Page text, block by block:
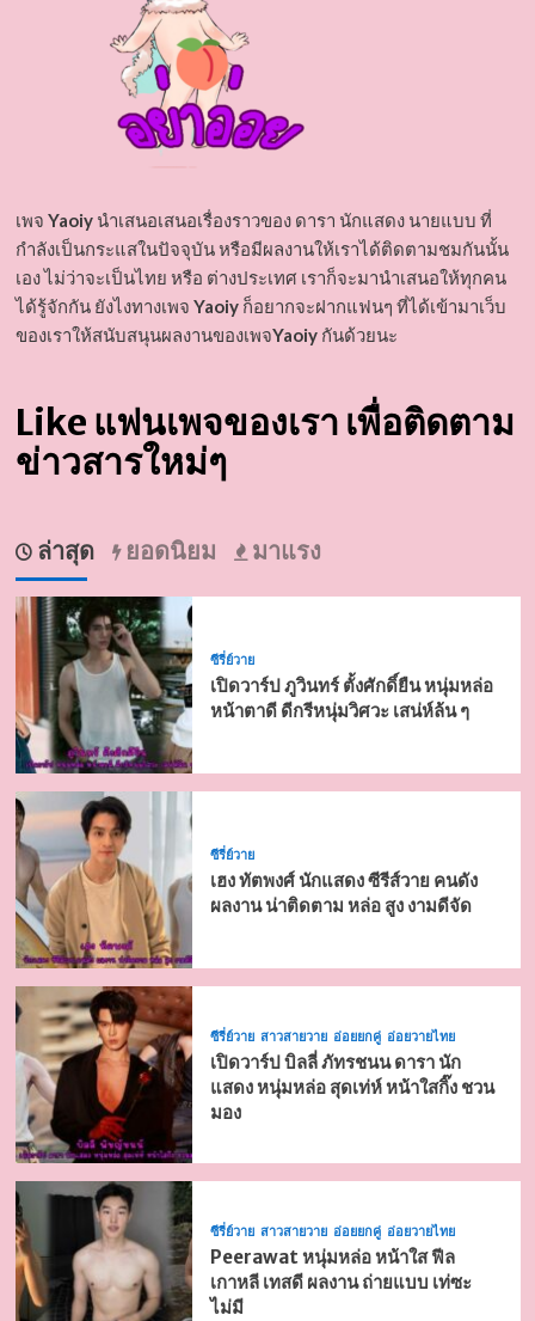
เพจ Yaoiyนำเสนอเสนอเรื่องราวของ ดารา นักแสดง นายแบบ ที่
กำลังเป็นกระแสในปัจจุบัน หรือมีผลงานให้เราได้ติดตามชมกันนั้น
เอง ไม่ว่าจะเป็นไทย หรือ ต่างประเทศ เราก็จะมานำเสนอให้ทุกคน
ได้รู้จักกัน ยังไงทางเพจ Yaoiyก็อยากจะฝากแฟนๆ ที่ได้เข้ามาเว็บ
ของเราให้สนับสนุนผลงานของเพจYaoiyกันด้วยนะ
Like แฟนเพจของเรา เพื่อติดตาม
ข่าวสารใหม่ๆ
ล่าสุด ยอดนิยม มาแรง
ซีรี่ย์วาย
เปิดวาร์ป ภูวินทร์ ตั้งศักดิ์ยืน หนุ่มหล่อ
หน้าตาดี ดีกรีหนุ่มวิศวะ เสน่ห์ล้น ๆ
ซีรี่ย์วาย
เฮง ทัตพงศ์ นักแสดง ซีรีส์วาย คนดัง
ผลงาน น่าติดตาม หล่อ สูง งามดีจัด
ซีรี่ย์วาย สาวสายวาย อ่อยยกคู่ อ่อยวายไทย
เปิดวาร์ป บิลลี่ ภัทรชนน ดารา นัก
แสดง หนุ่มหล่อ สุดเท่ห์ หน้าใสกิ๊ง ชวน
มอง
ซีรี่ย์วาย สาวสายวาย อ่อยยกคู่ อ่อยวายไทย
Peerawat หนุ่มหล่อ หน้าใส ฟีล
เกาหลี เทสดี ผลงาน ถ่ายแบบ เท่ซะ
ไม่มี